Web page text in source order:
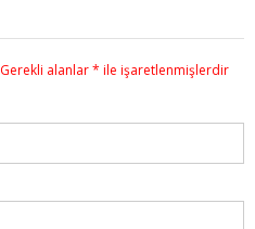
Gerekli alanlar* ile işaretlenmişlerdir